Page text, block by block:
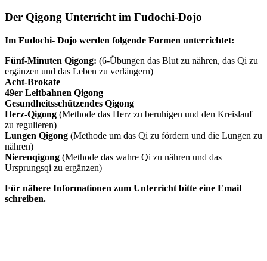
Der Qigong Unterricht im Fudochi-Dojo
Im Fudochi- Dojo werden folgende Formen unterrichtet:
Fünf-Minuten Qigong: (6-Übungen das Blut zu nähren, das Qi zu
ergänzen und das Leben zu verlängern)
Acht-Brokate
49er Leitbahnen Qigong
Gesundheitsschützendes Qigong
Herz-Qigong (Methode das Herz zu beruhigen und den Kreislauf
zu regulieren)
Lungen Qigong (Methode um das Qi zu fördern und die Lungen zu
nähren)
Nierenqigong (Methode das wahre Qi zu nähren und das
Ursprungsqi zu ergänzen)
Für nähere Informationen zum Unterricht bitte eine Email
schreiben.